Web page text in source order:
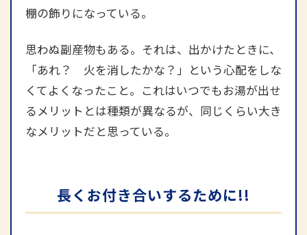
棚の飾りになっている。
思わぬ副産物もある。それは、出かけたときに、
「あれ？ 火を消したかな？」という心配をしな
くてよくなったこと。これはいつでもお湯が出せ
るメリットとは種類が異なるが、同じくらい大き
なメリットだと思っている。
長くお付き合いするために!!